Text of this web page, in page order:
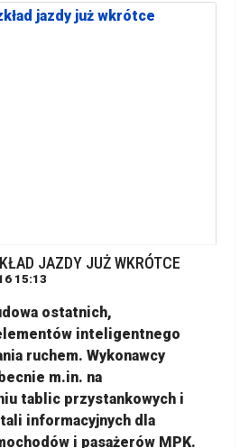
JAZDY JUŻ WKRÓTCE
15:13
ostatnich,
inteligentnego
ruchem. Wykonawcy
m.in. na
tablic przystankowych i
informacyjnych dla
i pasażerów MPK.